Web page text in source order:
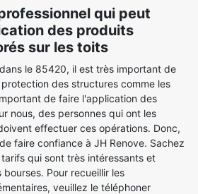
qui peut
des produits
sur les toits
le 85420, il est très important de
des structures comme les
de faire l'application des
nous, des personnes qui ont les
effectuer ces opérations. Donc,
faire confiance à JH Renove. Sachez
qui sont très intéressants et
Pour recueillir les
veuillez le téléphoner